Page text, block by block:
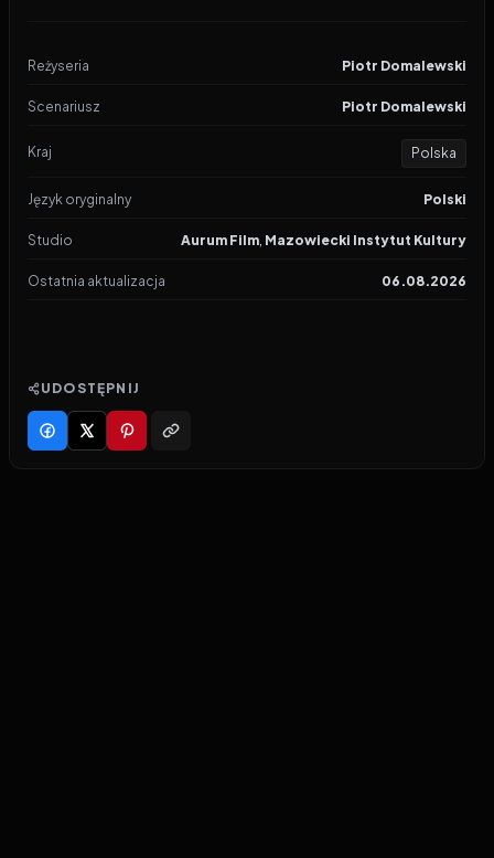
Reżyseria Piotr Domalewski
Scenariusz Piotr Domalewski
Kraj Polska
Język oryginalny Polski
Studio Aurum Film, Mazowiecki Instytut Kultury
Ostatnia aktualizacja 06.08.2026
UDOSTĘPNIJ